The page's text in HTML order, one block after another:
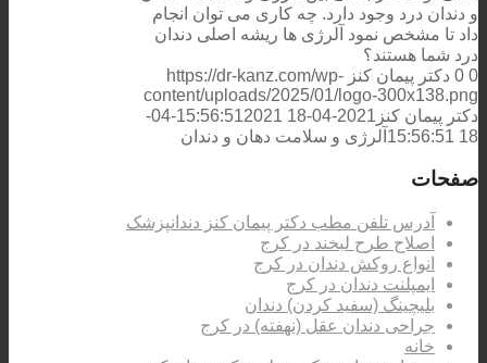
و دندان درد وجود دارد. چه کاری می توان انجام
داد تا مشخص نمود آلرژی ها ریشه اصلی دندان
درد شما هستند؟
0
0 دکتر پیمان کنز https://dr-kanz.com/wp-
content/uploads/2025/01/logo-300x138.png
دکتر پیمان کنز 2021-04-18 15:56:51
2021-04-
18 15:56:51
آلرژی و سلامت دهان و دندان
صفحات
آدرس تلفن مطب دکتر پیمان کنز دندانپزشک
اصلاح طرح لبخند در کرج
انواع روکش دندان در کرج
ایمپلنت دندان در کرج
بلیچینگ (سفید کردن) دندان
جراحی دندان عقل (نهفته) در کرج
خانه